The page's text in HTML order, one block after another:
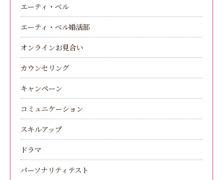
エーティ・ベル
エーティ・ベル婚活部
オンラインお見合い
カウンセリング
キャンペーン
コミュニケーション
スキルアップ
ドラマ
パーソナリティテスト